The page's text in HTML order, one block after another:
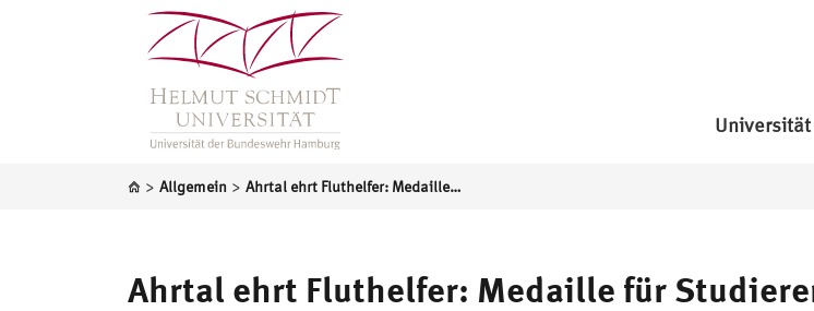
Universität
> Allgemein > Ahrtal ehrt Fluthelfer: Medaille für Studierende der HSU/UniBw H
Ahrtal ehrt Fluthelfer: Medaille für